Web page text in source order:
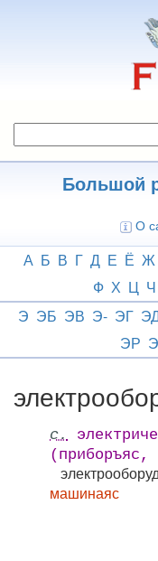
Большой
О
А Б В Г Д Е Ё Ж
Ф Х Ц Ч
Э ЭБ ЭВ Э- ЭГ
ЭР
с.
(приборъяс,
машинаяс